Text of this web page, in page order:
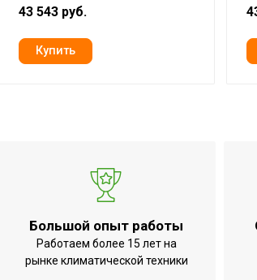
43 543 руб.
Большой опыт работы
Работаем более 15 лет на
рынке климатической техники